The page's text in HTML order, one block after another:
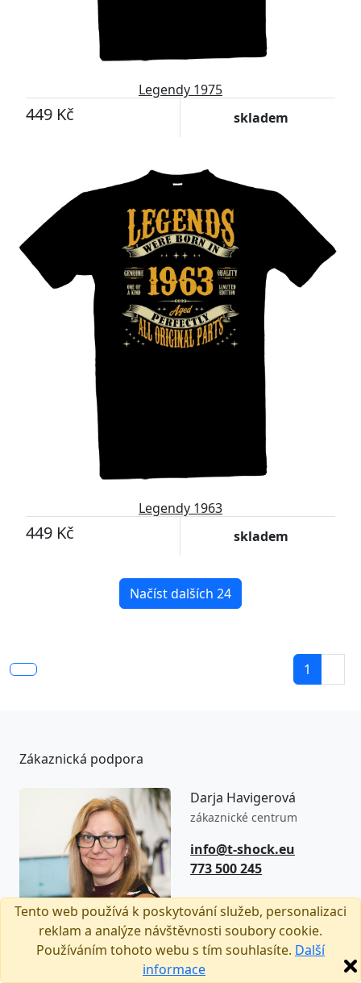
Tento web používá k poskytování služeb, personalizaci
reklam a analýze návštěvnosti soubory cookie.
Používáním tohoto webu s tím souhlasíte. Další
informace
Legendy 1975
449 Kč skladem
Legendy 1963
449 Kč skladem
Načíst dalších 24
1
Zákaznická podpora
Darja Havigerová
zákaznické centrum
info@t-shock.eu
773 500 245
8:00–16:00
(Po–Pá)